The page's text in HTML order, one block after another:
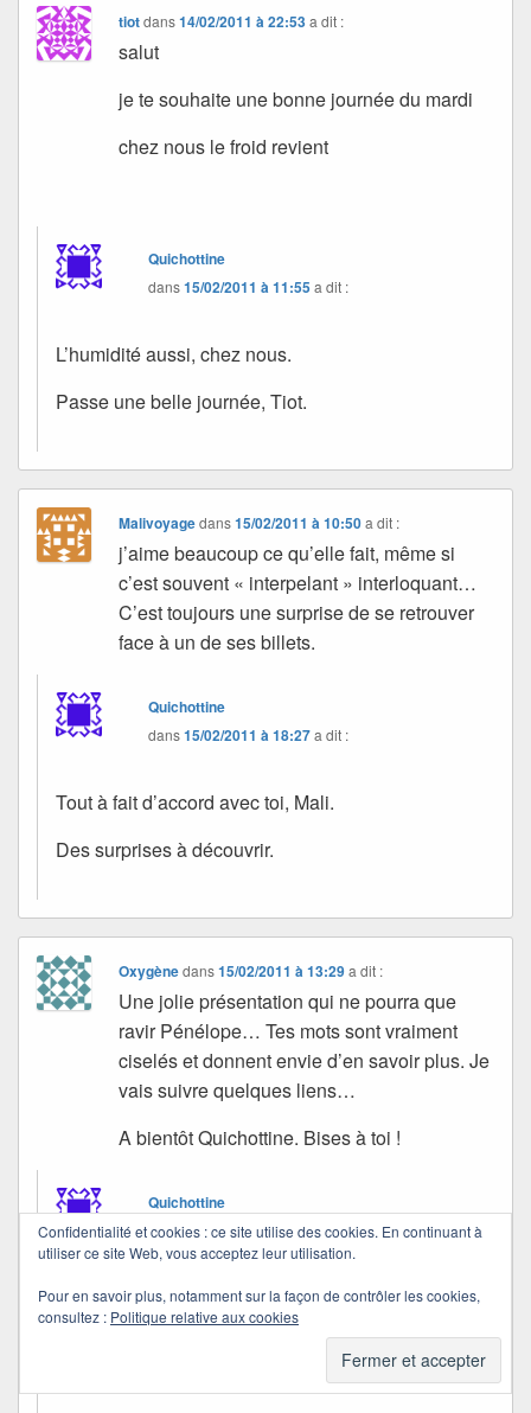
tiotdans14/02/2011 à 22:53 a dit :
salut
je te souhaite une bonne journée du mardi
chez nous le froid revient
Quichottine
dans15/02/2011 à 11:55a dit :
L’humidité aussi, chez nous.
Passe une belle journée, Tiot.
Malivoyagedans15/02/2011 à 10:50 a dit :
j’aime beaucoup ce qu’elle fait, même si
c’est souvent « interpelant » interloquant…
C’est toujours une surprise de se retrouver
face à un de ses billets.
Quichottine
dans15/02/2011 à 18:27a dit :
Tout à fait d’accord avec toi, Mali.
Des surprises à découvrir.
Oxygènedans15/02/2011 à 13:29 a dit :
Une jolie présentation qui ne pourra que
ravir Pénélope… Tes mots sont vraiment
ciselés et donnent envie d’en savoir plus. Je
vais suivre quelques liens…
A bientôt Quichottine. Bises à toi !
Quichottine
dans15/02/2011 à 18:45a dit :
Merci, Oxygène.
C’était un clin d’œil à son intention. Et j’ai bien
Confidentialité et cookies : ce site utilise des cookies. En continuant à
utiliser ce site Web, vous acceptez leur utilisation.
Pour en savoir plus, notamment sur la façon de contrôler les cookies,
consultez : Politique relative aux cookies